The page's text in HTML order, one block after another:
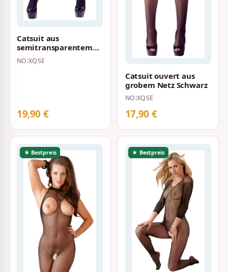
Catsuit aus
semitransparentem
Strumpfmaterial
Schwarz
NO:XQSE
19,90 €
Catsuit ouvert aus
grobem Netz Schwarz
NO:XQSE
17,90 €
★ Bestpreis ★ Bestpreis